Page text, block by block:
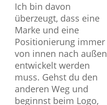
Ich bin davon
überzeugt, dass eine
Marke und eine
Positionierung immer
von innen nach außen
entwickelt werden
muss. Gehst du den
anderen Weg und
beginnst beim Logo,